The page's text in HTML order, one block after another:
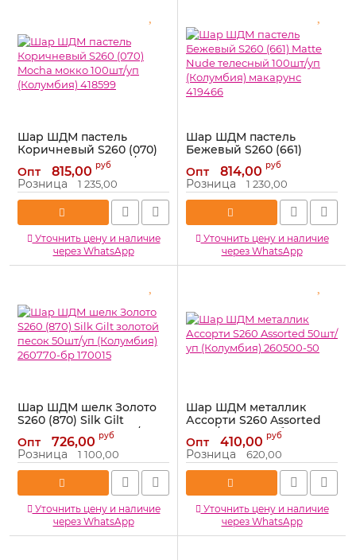
Шар ШДМ пастель
Коричневый S260 (070)
Mocha мокко 100шт/уп
(Колумбия) 418599
Артикул: 418599
Опт 815,00 руб
Розница 1 235,00
Уточнить цену и наличие
через WhatsApp
Шар ШДМ пастель
Бежевый S260 (661)
Matte Nude телесный
100шт/уп (Колумбия)
макарунс 419466
Артикул: 419466
Опт 814,00 руб
Розница 1 230,00
Уточнить цену и наличие
через WhatsApp
Шар ШДМ шелк Золото
S260 (870) Silk Gilt
золотой песок 50шт/уп
(Колумбия) 260770-бр
170015
Артикул: 170015
Опт 726,00 руб
Розница 1 100,00
Уточнить цену и наличие
через WhatsApp
Шар ШДМ металлик
Ассорти S260 Assorted
50шт/уп (Колумбия)
260500-50
Артикул: 260500-50
Опт 410,00 руб
Розница 620,00
Уточнить цену и наличие
через WhatsApp